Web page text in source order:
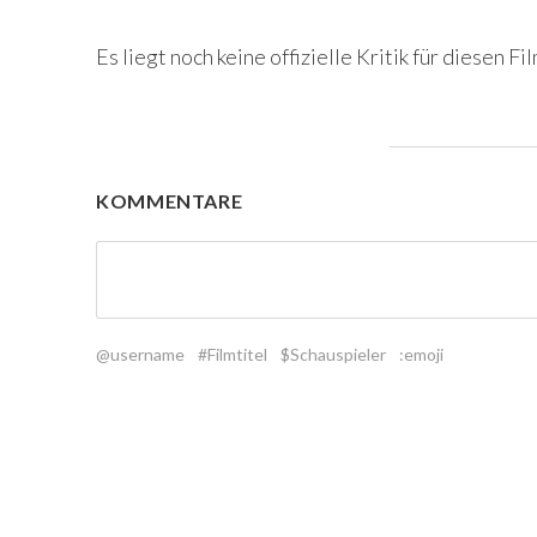
Es liegt noch keine offizielle Kritik für diesen
KOMMENTARE
@username #Filmtitel $Schauspieler :emoji